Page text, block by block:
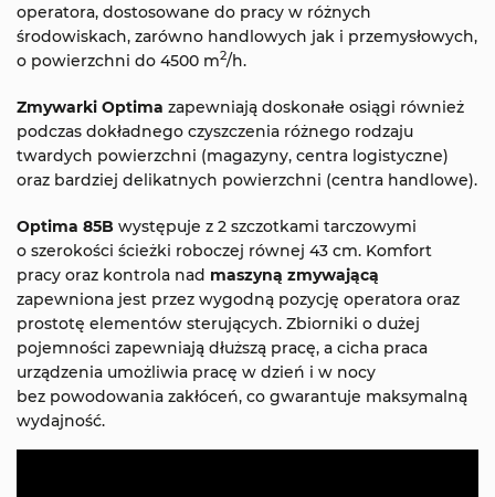
operatora, dostosowane do pracy w różnych
środowiskach, zarówno handlowych jak i przemysłowych,
o powierzchni do 4500 m2/h.
Zmywarki Optima zapewniają doskonałe osiągi również
podczas dokładnego czyszczenia różnego rodzaju
twardych powierzchni (magazyny, centra logistyczne)
oraz bardziej delikatnych powierzchni (centra handlowe).
Optima 85B występuje z 2 szczotkami tarczowymi
o szerokości ścieżki roboczej równej 43 cm. Komfort
pracy oraz kontrola nad maszyną zmywającą
zapewniona jest przez wygodną pozycję operatora oraz
prostotę elementów sterujących. Zbiorniki o dużej
pojemności zapewniają dłuższą pracę, a cicha praca
urządzenia umożliwia pracę w dzień i w nocy
bez powodowania zakłóceń, co gwarantuje maksymalną
wydajność.